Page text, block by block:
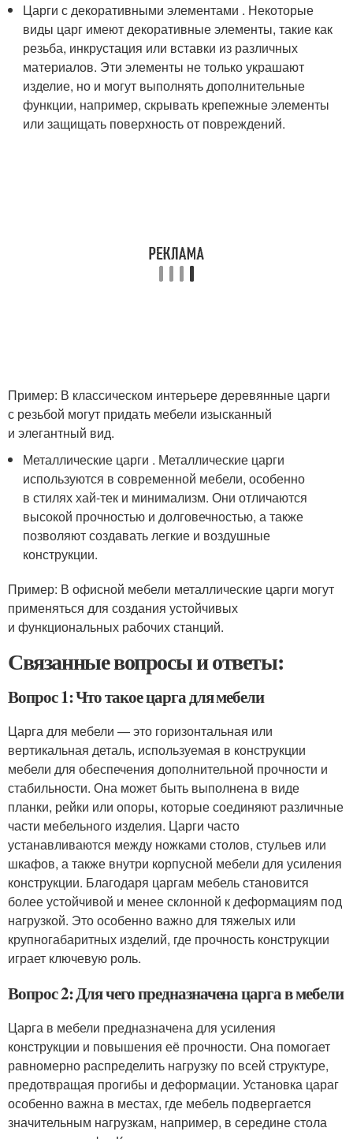
Царги с декоративными элементами . Некоторые
виды царг имеют декоративные элементы, такие как
резьба, инкрустация или вставки из различных
материалов. Эти элементы не только украшают
изделие, но и могут выполнять дополнительные
функции, например, скрывать крепежные элементы
или защищать поверхность от повреждений.
Пример: В классическом интерьере деревянные царги
с резьбой могут придать мебели изысканный
и элегантный вид.
Металлические царги . Металлические царги
используются в современной мебели, особенно
в стилях хай-тек и минимализм. Они отличаются
высокой прочностью и долговечностью, а также
позволяют создавать легкие и воздушные
конструкции.
Пример: В офисной мебели металлические царги могут
применяться для создания устойчивых
и функциональных рабочих станций.
Связанные вопросы и ответы:
Вопрос 1: Что такое царга для мебели
Царга для мебели — это горизонтальная или
вертикальная деталь, используемая в конструкции
мебели для обеспечения дополнительной прочности и
стабильности. Она может быть выполнена в виде
планки, рейки или опоры, которые соединяют различные
части мебельного изделия. Царги часто
устанавливаются между ножками столов, стульев или
шкафов, а также внутри корпусной мебели для усиления
конструкции. Благодаря царгам мебель становится
более устойчивой и менее склонной к деформациям под
нагрузкой. Это особенно важно для тяжелых или
крупногабаритных изделий, где прочность конструкции
играет ключевую роль.
Вопрос 2: Для чего предназначена царга в мебели
Царга в мебели предназначена для усиления
конструкции и повышения её прочности. Она помогает
равномерно распределить нагрузку по всей структуре,
предотвращая прогибы и деформации. Установка цараг
особенно важна в местах, где мебель подвергается
значительным нагрузкам, например, в середине стола